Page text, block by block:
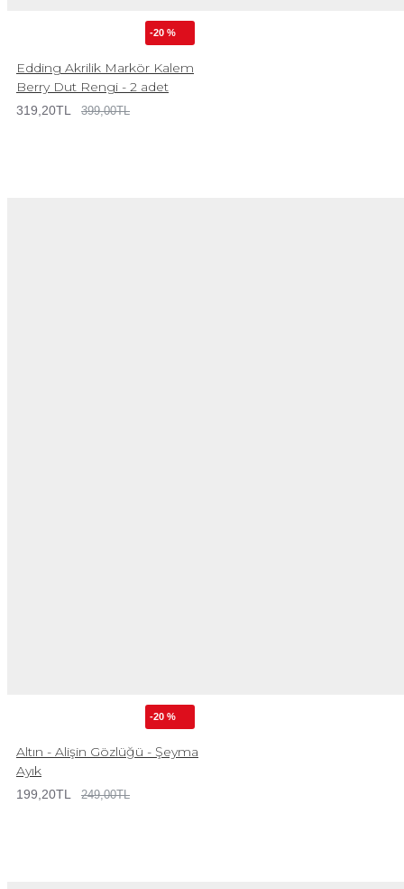
-20 %
Edding Akrilik Markör Kalem
Berry Dut Rengi - 2 adet
319,20TL 399,00TL
-20 %
Altın - Alişin Gözlüğü - Şeyma
Ayık
199,20TL 249,00TL